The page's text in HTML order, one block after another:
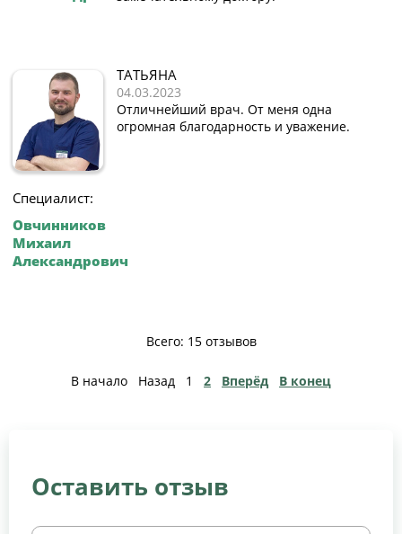
Специалист:
Овчинников
Михаил
Александрович
ТАТЬЯНА
04.03.2023
Отличнейший врач. От меня одна
огромная благодарность и уважение.
Всего: 15 отзывов
В начало Назад 1 2 Вперёд В конец
Оставить отзыв